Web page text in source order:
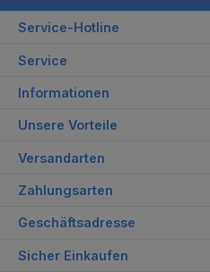
Service-Hotline
Service
Informationen
Unsere Vorteile
Versandarten
Zahlungsarten
Geschäftsadresse
Sicher Einkaufen